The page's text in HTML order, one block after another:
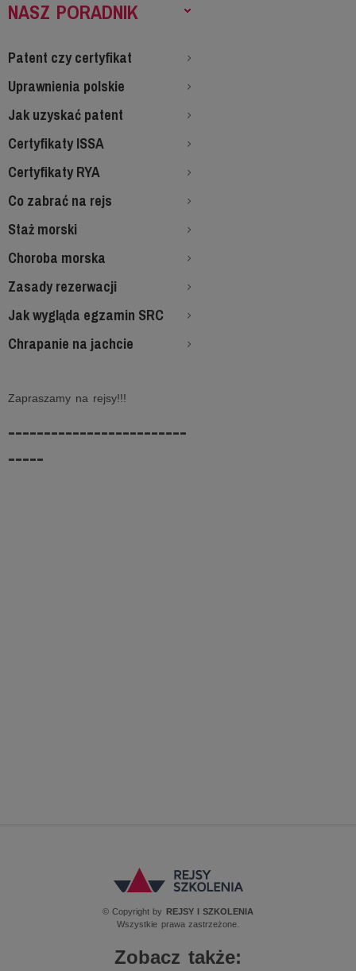
NASZ PORADNIK
Patent czy certyfikat
Uprawnienia polskie
Jak uzyskać patent
Certyfikaty ISSA
Certyfikaty RYA
Co zabrać na rejs
Staż morski
Choroba morska
Zasady rezerwacji
Jak wygląda egzamin SRC
Chrapanie na jachcie
Zapraszamy na rejsy!!!
-------------------------
-----
© Copyright by REJSY I SZKOLENIA
Wszystkie prawa zastrzeżone.
Zobacz także: